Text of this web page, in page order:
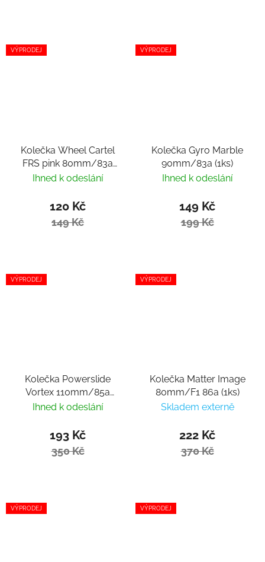
VÝPRODEJ
Kolečka Wheel Cartel
FRS pink 80mm/83a
(1ks)
Ihned k odeslání
120 Kč
149 Kč
VÝPRODEJ
Kolečka Gyro Marble
90mm/83a (1ks)
Ihned k odeslání
149 Kč
199 Kč
VÝPRODEJ
Kolečka Powerslide
Vortex 110mm/85a
(1ks)
Ihned k odeslání
193 Kč
350 Kč
VÝPRODEJ
Kolečka Matter Image
80mm/F1 86a (1ks)
Skladem externě
222 Kč
370 Kč
VÝPRODEJ VÝPRODEJ